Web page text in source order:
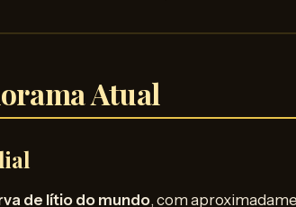
Atual
de lítio do mundo, com